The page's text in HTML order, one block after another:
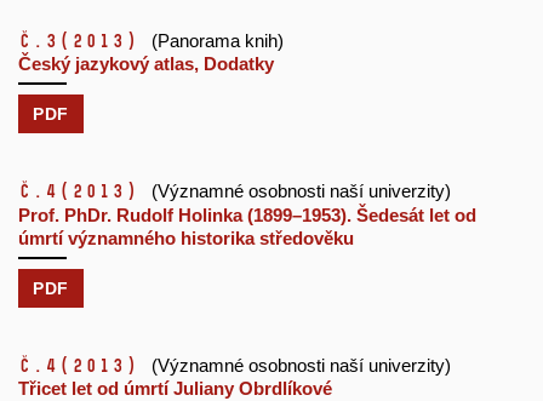
č.3 (2013)
(Panorama knih)
Český jazykový atlas, Dodatky
PDF
č.4 (2013)
(Významné osobnosti naší univerzity)
Prof. PhDr. Rudolf Holinka (1899–1953). Šedesát let od
úmrtí významného historika středověku
PDF
č.4 (2013)
(Významné osobnosti naší univerzity)
Třicet let od úmrtí Juliany Obrdlíkové